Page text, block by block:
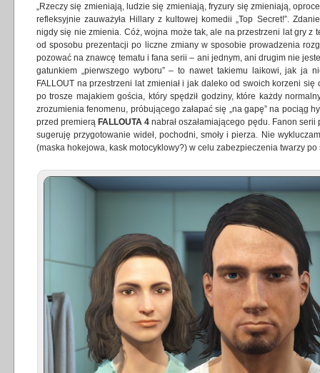
„Rzeczy się zmieniają, ludzie się zmieniają, fryzury się zmieniają,
refleksyjnie zauważyła Hillary z kultowej komedii „Top Secret!”.
nigdy się nie zmienia. Cóż, wojna może tak, ale na przestrzeni lat gry z
od sposobu prezentacji po liczne zmiany w sposobie prowadzenia
pozować na znawcę tematu i fana serii – ani jednym, ani drugim nie
gatunkiem „pierwszego wyboru” – to nawet takiemu laikowi, jak ja
FALLOUT na przestrzeni lat zmieniał i jak daleko od swoich korzeni się
po trosze majakiem gościa, który spędził godziny, które każdy
zrozumienia fenomenu, próbującego załapać się „na gapę” na pociąg
przed premierą FALLOUTA 4 nabrał oszałamiającego pędu. Fanon
sugeruję przygotowanie wideł, pochodni, smoły i pierza. Nie
(maska hokejowa, kask motocyklowy?) w celu zabezpieczenia twarzy